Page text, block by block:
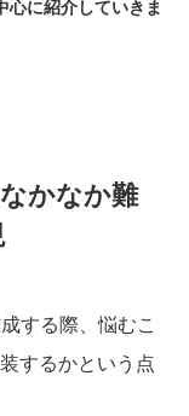
心に紹介していきま
かなか難
する際、悩むこ
するかという点